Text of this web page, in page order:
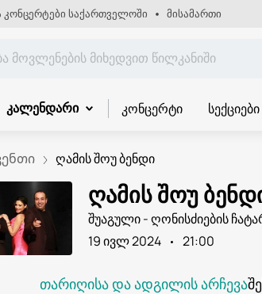
კონცერტები საქართველოში მისამართი
კალენდარი კონცერტი სექციები
ღამის შოუ ბენდი
ღამის შოუ
შუაგული - ღონისძიების
19 ივლ 2024
21:00
ᲗᲐᲠᲘᲦᲘᲡᲐ ᲓᲐ ᲐᲓᲒᲘᲚᲘᲡ ᲐᲠᲩᲔᲕᲐ